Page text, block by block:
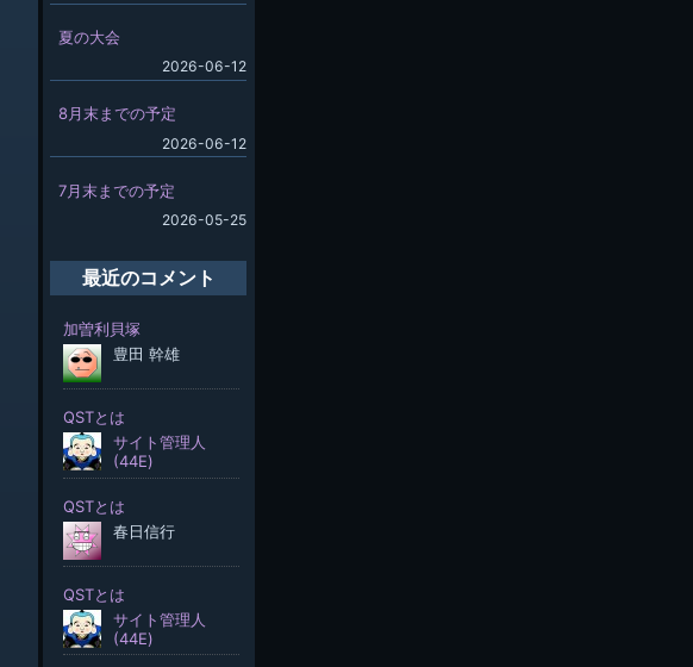
夏の大会
2026-06-12
8月末までの予定
2026-06-12
7月末までの予定
2026-05-25
最近のコメント